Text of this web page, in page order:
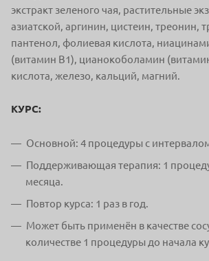
экстракт зеленого чая, растительные
азиатской, аргинин, цистеин, треонин,
пантенол, фолиевая кислота,
(витамин B1), цианокоболамин
кислота, железо, кальций, магний.
КУРС:
Основной: 4 процедуры с
Поддерживающая терапия: 1
месяца.
Повтор курса: 1 раз в год.
Может быть применён в качестве
количестве 1 процедуры до начала